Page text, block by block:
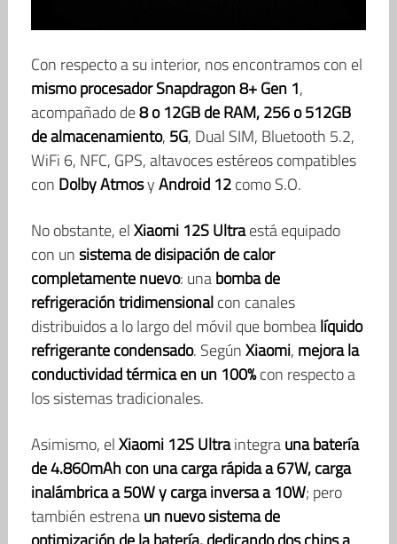
Con respecto a su interior, nos encontramos con el
mismo procesador Snapdragon 8+ Gen 1,
acompañado de8 o 12GB de RAM, 256 o 512GB
de almacenamiento, 5G, Dual SIM, Bluetooth 5.2,
WiFi 6, NFC, GPS, altavoces estéreos compatibles
con Dolby AtmosyAndroid 12como S.O.
No obstante, elXiaomi 12S Ultraestá equipado
con unsistema de disipación de calor
completamente nuevo: unabomba de
refrigeración tridimensionalcon canales
distribuidos a lo largo del móvil que bombealíquido
refrigerante condensado. SegúnXiaomi, mejora la
conductividad térmica en un 100%con respecto a
los sistemas tradicionales.
Asimismo, elXiaomi 12S Ultraintegrauna batería
de 4.860mAh con una carga rápida a 67W, carga
inalámbrica a 50W y carga inversa a 10W; pero
también estrenaun nuevo sistema de